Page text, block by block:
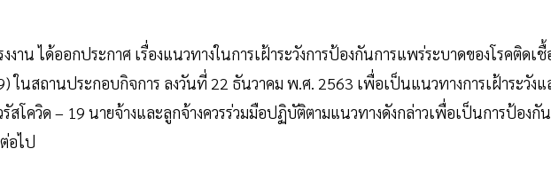
าน ได้ออกประกาศ เรื่องแนวทางในการเฝ้าระวังการป้องกันการแพร่ระบาดของโรคติดเชื้
ในสถานประกอบกิจการ ลงวันที่ 22 ธันวาคม พ.ศ. 2563 เพื่อเป็นแนวทางการเฝ้าระวังแ
สโควิด – 19 นายจ้างและลูกจ้างควรร่วมมือปฏิบัติตามแนวทางดังกล่าวเพื่อเป็นการป้องกัน
อไป